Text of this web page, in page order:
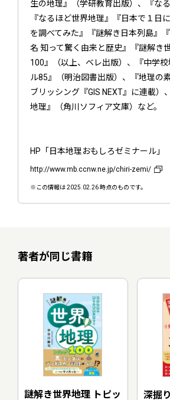
生の地理』（学研教育出版）、『な
『なるほど世界地理』『日本で１日
を調べてみた』『謎解き日本列島』
名 知って驚く由来と歴史』『謎解き
100』（以上、ベレ出版）、『中学
ル85』（明治図書出版）、『地理の
ブリッシング『GIS NEXT』に連載）
地理』（角川ソフィア文庫）など。
HP「日本地理おもしろゼミナール」
http://www.mb.ccnw.ne.jp/chiri-zemi/
※この情報は 2025.02.26 時点のものです。
著者が同じ書籍
謎解き世界地理 トピッ
深掘